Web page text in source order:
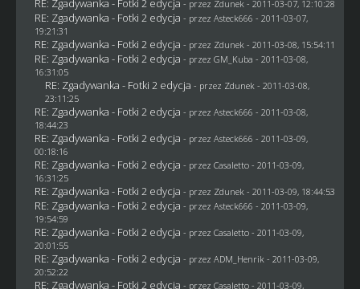
- przez Zdunek - 2011-03-07, 12:10:28
RE: Zgadywanka - Fotki 2 edycja - przez Asteck666 - 2011-03-07,
19:21:31
RE: Zgadywanka - Fotki 2 edycja - przez Zdunek - 2011-03-08, 15:54:11
RE: Zgadywanka - Fotki 2 edycja - przez GM_Kuba - 2011-03-08,
16:31:05
RE: Zgadywanka - Fotki 2 edycja - przez Zdunek - 2011-03-08,
23:11:25
RE: Zgadywanka - Fotki 2 edycja - przez Asteck666 - 2011-03-08,
18:44:23
RE: Zgadywanka - Fotki 2 edycja - przez Asteck666 - 2011-03-09,
00:18:16
RE: Zgadywanka - Fotki 2 edycja - przez Casaletto- 2011-03-09,
16:31:25
RE: Zgadywanka - Fotki 2 edycja - przez Zdunek - 2011-03-09, 18:44:53
RE: Zgadywanka - Fotki 2 edycja - przez Asteck666 - 2011-03-09,
19:54:59
RE: Zgadywanka - Fotki 2 edycja - przez Casaletto- 2011-03-09,
20:01:55
RE: Zgadywanka - Fotki 2 edycja - przez ADM_Henrik - 2011-03-09,
20:52:22
RE: Zgadywanka - Fotki 2 edycja - przez Casaletto- 2011-03-09,